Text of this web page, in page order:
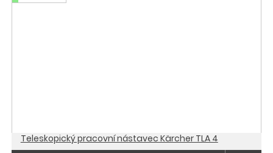
Teleskopický pracovní nástavec Kärcher TLA 4